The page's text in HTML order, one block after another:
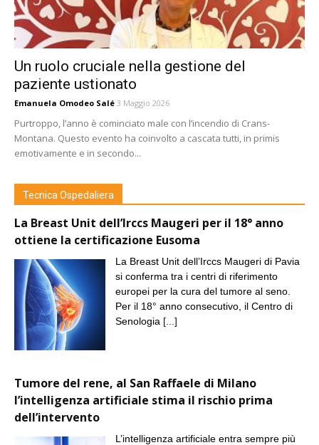
Un ruolo cruciale nella gestione del
paziente ustionato
Emanuela Omodeo Salé 3 Maggio 2026
Purtroppo, l’anno è cominciato male con l’incendio di Crans-
Montana. Questo evento ha coinvolto a cascata tutti, in primis
emotivamente e in secondo...
Tecnica Ospedaliera
La Breast Unit dell’Irccs Maugeri per il 18° anno
ottiene la certificazione Eusoma
La Breast Unit dell’Irccs Maugeri di Pavia
si conferma tra i centri di riferimento
europei per la cura del tumore al seno.
Per il 18° anno consecutivo, il Centro di
Senologia [...]
Tumore del rene, al San Raffaele di Milano
l’intelligenza artificiale stima il rischio prima
dell’intervento
L’intelligenza artificiale entra sempre più